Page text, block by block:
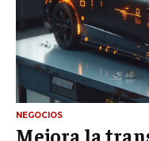
NEGOCIOS
Mejora la